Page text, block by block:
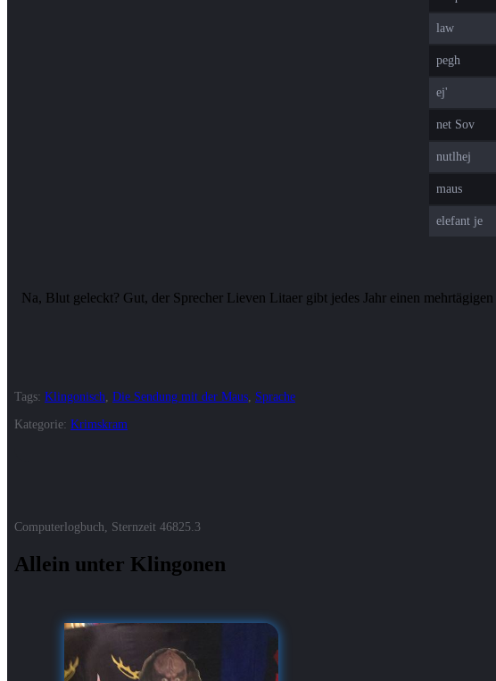
law
pegh
ej'
net Sov
nutlhej
maus
elefant je
Na, Blut geleckt? Gut, der Sprecher Lieven Litaer gibt jedes Jahr einen mehrtägigen
Tags: Klingonisch Die Sendung mit der Maus Sprache
Kategorie: Krimskram
Computerlogbuch, Sternzeit 46825.3
Allein unter Klingonen